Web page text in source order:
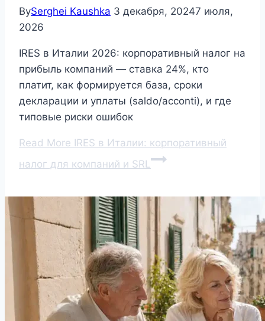
BySerghei Kaushka 3 декабря, 20247 июля,
2026
IRES в Италии 2026: корпоративный налог на
прибыль компаний — ставка 24%, кто
платит, как формируется база, сроки
декларации и уплаты (saldo/acconti), и где
типовые риски ошибок
Read More IRES в Италии: корпоративный
налог для компаний и SRL